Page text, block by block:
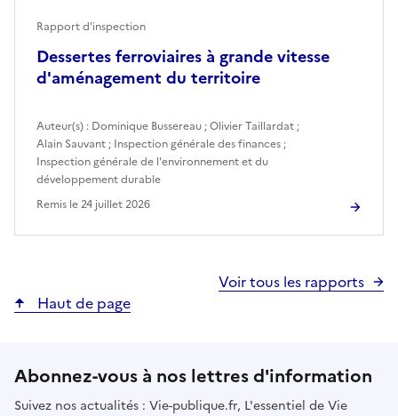
Dessertes ferroviaires à grande vitesse
d'aménagement du territoire
Rapport d'inspection
Auteur(s) : Dominique Bussereau ;Olivier Taillardat ;
Alain Sauvant ; Inspection générale des finances ;
Inspection générale de l'environnement et du
développement durable
Remis le24 juillet 2026
Voir tous les rapports
Haut de page
Abonnez-vous à nos lettres d'information
Suivez nos actualités : Vie-publique.fr, L'essentiel de Vie